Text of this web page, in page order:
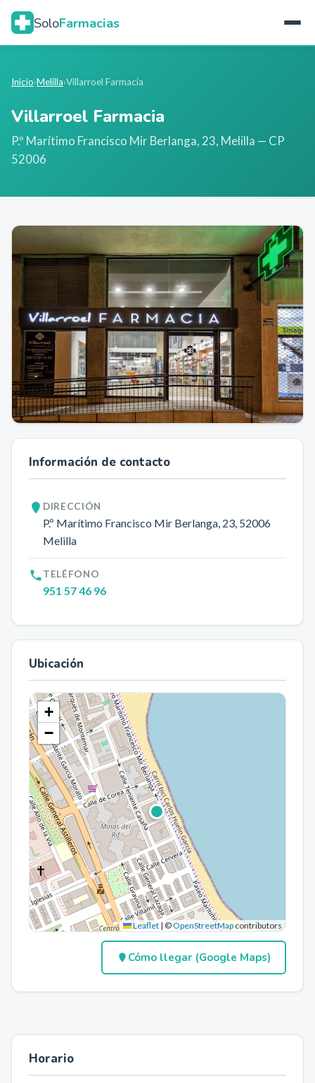
SoloFarmacias
Inicio›Melilla›Villarroel Farmacia
Villarroel Farmacia
P.º Marítimo Francisco Mir Berlanga, 23, Melilla — CP
52006
Información de contacto
DIRECCIÓN
P.º Marítimo Francisco Mir Berlanga, 23, 52006
Melilla
TELÉFONO
951 57 46 96
Ubicación
+
−
Leaflet | ©OpenStreetMap contributors
Cómo llegar (Google Maps)
Horario